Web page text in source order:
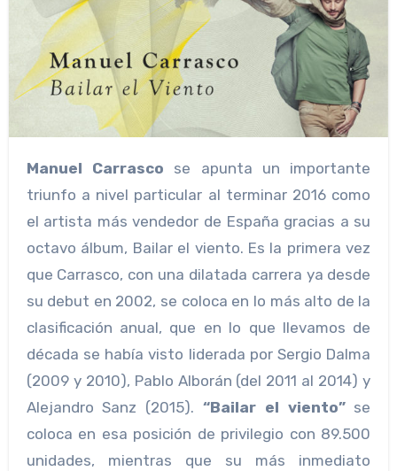
Manuel Carrasco se apunta un importante
triunfo a nivel particular al terminar 2016 como
el artista más vendedor de España gracias a su
octavo álbum, Bailar el viento. Es la primera vez
que Carrasco, con una dilatada carrera ya desde
su debut en 2002, se coloca en lo más alto de la
clasificación anual, que en lo que llevamos de
década se había visto liderada por Sergio Dalma
(2009 y 2010), Pablo Alborán (del 2011 al 2014) y
Alejandro Sanz (2015). “Bailar el viento”se
coloca en esa posición de privilegio con 89.500
unidades, mientras que su más inmediato